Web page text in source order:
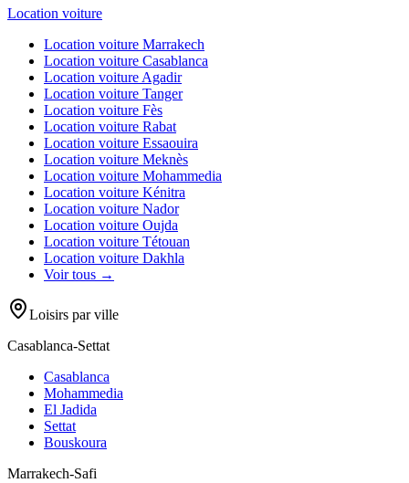
Location voiture
Location voiture Marrakech
Location voiture Casablanca
Location voiture Agadir
Location voiture Tanger
Location voiture Fès
Location voiture Rabat
Location voiture Essaouira
Location voiture Meknès
Location voiture Mohammedia
Location voiture Kénitra
Location voiture Nador
Location voiture Oujda
Location voiture Tétouan
Location voiture Dakhla
Voir tous →
Loisirs par ville
Casablanca-Settat
Casablanca
Mohammedia
El Jadida
Settat
Bouskoura
Marrakech-Safi